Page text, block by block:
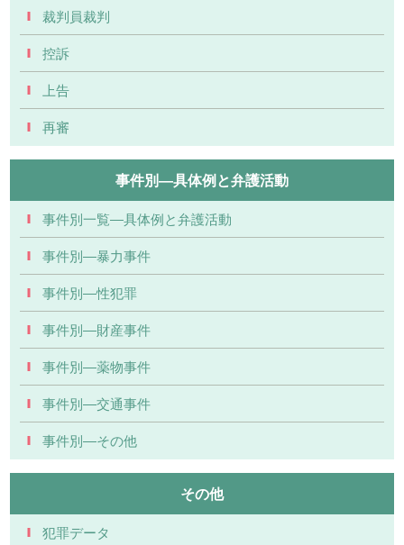
裁判員裁判
控訴
上告
再審
事件別―具体例と弁護活動
事件別一覧―具体例と弁護活動
事件別―暴力事件
事件別―性犯罪
事件別―財産事件
事件別―薬物事件
事件別―交通事件
事件別―その他
その他
犯罪データ